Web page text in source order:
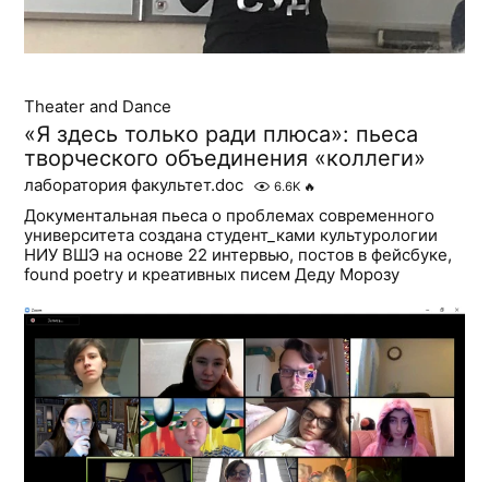
Theater and Dance
«Я здесь только ради плюса»: пьеса
творческого объединения «коллеги»
лаборатория факультет.doc 6.6K 🔥
Документальная пьеса о проблемах современного
университета создана студент_ками культурологии
НИУ ВШЭ на основе 22 интервью, постов в фейсбуке,
found poetry и креативных писем Деду Морозу